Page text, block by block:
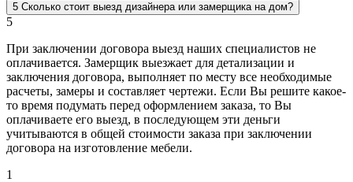
5 Сколько стоит выезд дизайнера или замерщика на дом?
5
При заключении договора выезд наших специалистов не
оплачивается. Замерщик выезжает для детализации и
заключения договора, выполняет по месту все необходимые
расчеты, замеры и составляет чертежи. Если Вы решите какое-
то время подумать перед оформлением заказа, то Вы
оплачиваете его выезд, в последующем эти деньги
учитываются в общей стоимости заказа при заключении
договора на изготовление мебели.
1